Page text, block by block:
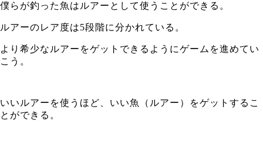
僕らが釣った魚はルアーとして使うことができる。
ルアーのレア度は5段階に分かれている。
より希少なルアーをゲットできるようにゲームを進めてい
こう。
いいルアーを使うほど、いい魚（ルアー）をゲットするこ
とができる。